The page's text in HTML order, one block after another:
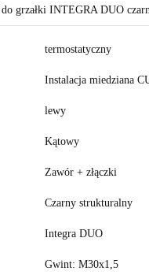
grzałki INTEGRA DUO
termostatyczny
Instalacja miedziana
lewy
Kątowy
Zawór + złączki
Czarny strukturalny
Integra DUO
Gwint: M30x1,5